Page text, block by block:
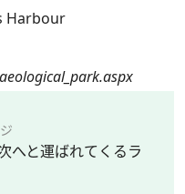
Harbour
へと運ばれてくるラ